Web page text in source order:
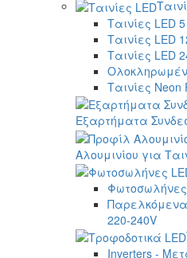
Ταινίες LED
Ταινίες LED
Ταινίες LED
Ταινίες Neon
Εξαρτήματα
Αλουμινίου για
Φωτοσωλήνες
220-240V
Inverters -